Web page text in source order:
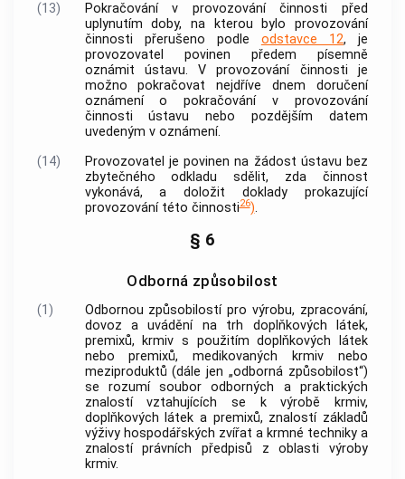
(13)
Pokračování v provozování činnosti před
uplynutím doby, na kterou bylo provozování
činnosti přerušeno podle odstavce 12, je
provozovatel povinen předem písemně
oznámit ústavu. V provozování činnosti je
možno pokračovat nejdříve dnem doručení
oznámení o pokračování v provozování
činnosti ústavu nebo pozdějším datem
uvedeným v oznámení.
(14)
Provozovatel je povinen na žádost ústavu bez
zbytečného odkladu sdělit, zda činnost
vykonává, a doložit doklady prokazující
provozování této činnosti26).
§ 6
Odborná způsobilost
(1) Odbornou způsobilostípro výrobu, zpracování,
dovoz a uvádění na trh doplňkových látek,
premixů, krmiv s použitím doplňkových látek
nebo premixů, medikovaných krmiv nebo
meziproduktů (dále jen „odborná způsobilost“)
se rozumí soubor odborných a praktických
znalostí vztahujících se k výrobě krmiv,
doplňkových látek a premixů, znalostí základů
výživy hospodářských zvířat a krmné techniky a
znalostí právních předpisů z oblasti výroby
krmiv.